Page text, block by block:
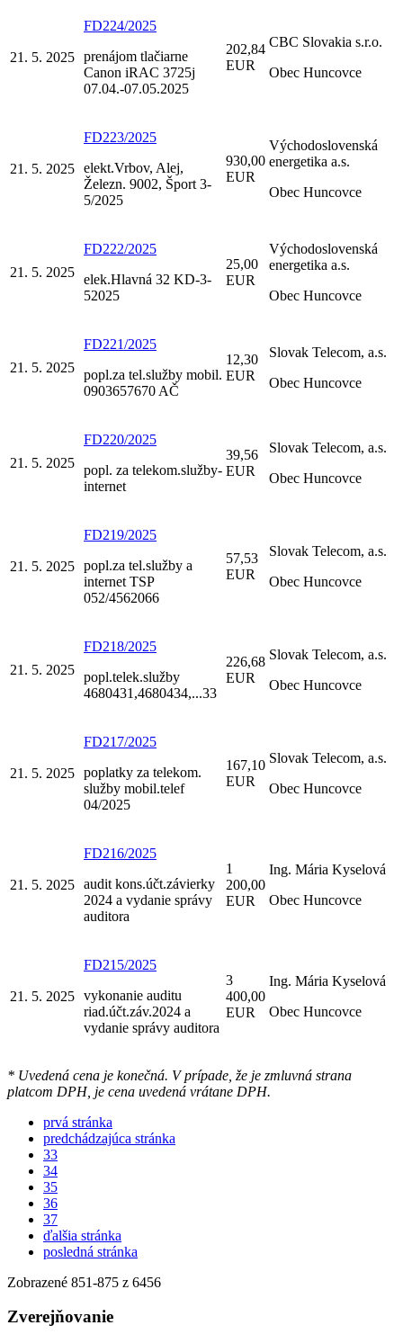
21. 5. 2025
FD224/2025
prenájom tlačiarne
Canon iRAC 3725j
07.04.-07.05.2025
202,84
EUR
CBC Slovakia s.r.o.
Obec Huncovce
21. 5. 2025
FD223/2025
elekt.Vrbov, Alej,
Železn. 9002, Šport 3-
5/2025
930,00
EUR
Východoslovenská
energetika a.s.
Obec Huncovce
21. 5. 2025
FD222/2025
elek.Hlavná 32 KD-3-
52025
25,00
EUR
Východoslovenská
energetika a.s.
Obec Huncovce
21. 5. 2025
FD221/2025
popl.za tel.služby mobil.
0903657670 AČ
12,30
EUR
Slovak Telecom, a.s.
Obec Huncovce
21. 5. 2025
FD220/2025
popl. za telekom.služby-
internet
39,56
EUR
Slovak Telecom, a.s.
Obec Huncovce
21. 5. 2025
FD219/2025
popl.za tel.služby a
internet TSP
052/4562066
57,53
EUR
Slovak Telecom, a.s.
Obec Huncovce
21. 5. 2025
FD218/2025
popl.telek.služby
4680431,4680434,...33
226,68
EUR
Slovak Telecom, a.s.
Obec Huncovce
21. 5. 2025
FD217/2025
poplatky za telekom.
služby mobil.telef
04/2025
167,10
EUR
Slovak Telecom, a.s.
Obec Huncovce
21. 5. 2025
FD216/2025
audit kons.účt.závierky
2024 a vydanie správy
auditora
1
200,00
EUR
Ing. Mária Kyselová
Obec Huncovce
21. 5. 2025
FD215/2025
vykonanie auditu
riad.účt.záv.2024 a
vydanie správy auditora
3
400,00
EUR
Ing. Mária Kyselová
Obec Huncovce
* Uvedená cena je konečná. V prípade, že je zmluvná strana
platcom DPH, je cena uvedená vrátane DPH.
prvá stránka
predchádzajúca stránka
33
34
35
36
37
ďalšia stránka
posledná stránka
Zobrazené 851-875 z 6456
Zverejňovanie